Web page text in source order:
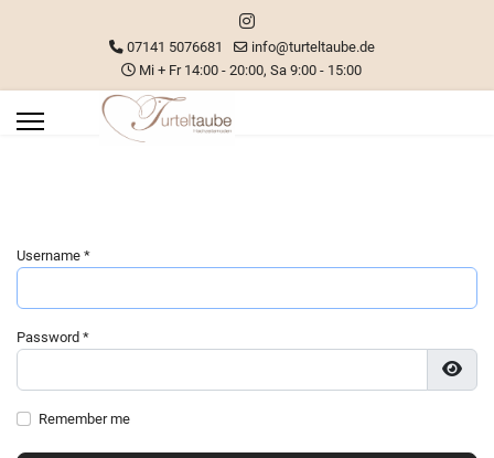
07141 5076681
info@turteltaube.de
Mi + Fr 14:00 - 20:00, Sa 9:00 - 15:00
Username *
Password *
Remember me